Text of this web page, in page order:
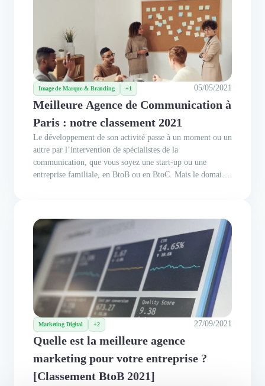
Image de Marque & Branding +1 05/05/2021
Meilleure Agence de Communication à
Paris : notre classement 2021
Le développement de son activité passe à un moment ou un
autre par l’intervention de spécialistes de la
communication, que vous soyez une start-up ou une
entreprise familiale, en BtoB ou en BtoC. Mais le domaine
Marketing Digital +2 27/09/2021
Quelle est la meilleure agence
marketing pour votre entreprise ?
[Classement BtoB 2021]